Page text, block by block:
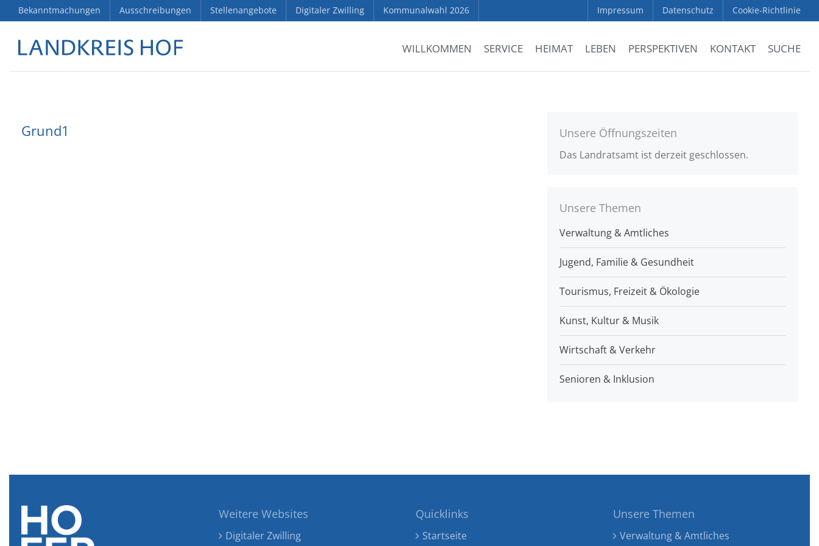
Bekanntmachungen Ausschreibungen Stellenangebote Digitaler Zwilling Kommunalwahl 2026 Impressum Datenschutz Cookie-Richtlinie
WILLKOMMEN SERVICE HEIMAT LEBEN PERSPEKTIVEN KONTAKT SUCHE
Grund1 Unsere Öffnungszeiten
Das Landratsamt ist derzeit geschlossen.
Unsere Themen
Verwaltung & Amtliches
Jugend, Familie & Gesundheit
Tourismus, Freizeit & Ökologie
Kunst, Kultur & Musik
Wirtschaft & Verkehr
Senioren & Inklusion
Weitere Websites
Digitaler Zwilling
Quicklinks
Startseite
Unsere Themen
Verwaltung & Amtliches